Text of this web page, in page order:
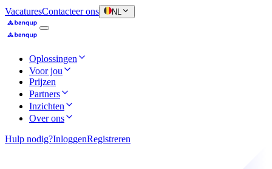
VacaturesContacteer ons NL
Oplossingen
Voor jou
Prijzen
Partners
Inzichten
Over ons
Hulp nodig?InloggenRegistreren